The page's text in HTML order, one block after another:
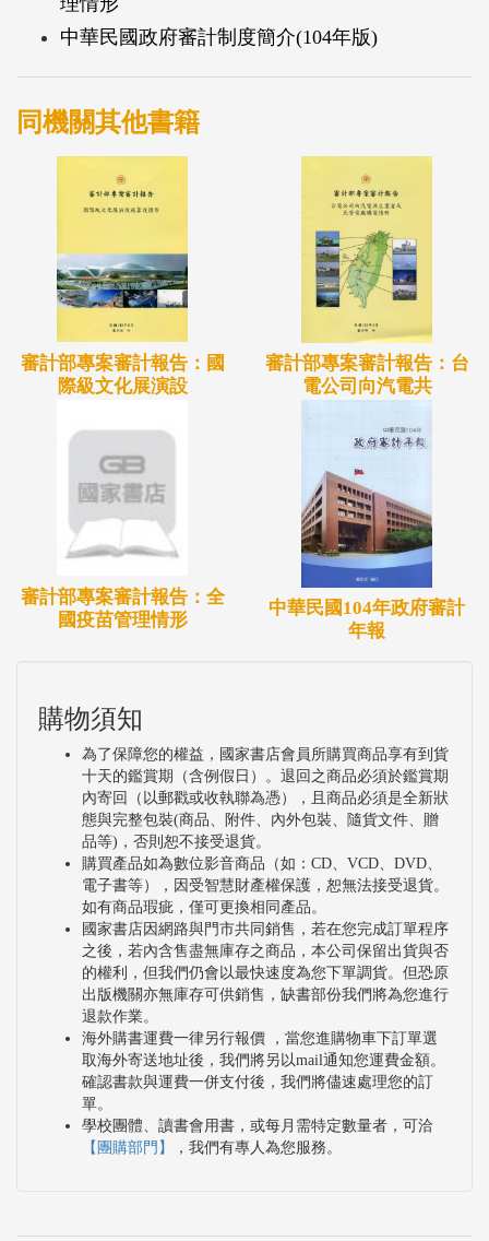
中華民國政府審計制度簡介(104年版)
同機關其他書籍
審計部專案審計報告：國
際級文化展演設
審計部專案審計報告：台
電公司向汽電共
審計部專案審計報告：全
國疫苗管理情形
中華民國104年政府審計
年報
購物須知
為了保障您的權益，國家書店會員所購買商品享有到貨
十天的鑑賞期（含例假日）。退回之商品必須於鑑賞期
內寄回（以郵戳或收執聯為憑），且商品必須是全新狀
態與完整包裝(商品、附件、內外包裝、隨貨文件、贈
品等)，否則恕不接受退貨。
購買產品如為數位影音商品（如：CD、VCD、DVD、
電子書等），因受智慧財產權保護，恕無法接受退貨。
如有商品瑕疵，僅可更換相同產品。
國家書店因網路與門市共同銷售，若在您完成訂單程序
之後，若內含售盡無庫存之商品，本公司保留出貨與否
的權利，但我們仍會以最快速度為您下單調貨。但恐原
出版機關亦無庫存可供銷售，缺書部份我們將為您進行
退款作業。
海外購書運費一律另行報價 ，當您進購物車下訂單選
取海外寄送地址後，我們將另以mail通知您運費金額。
確認書款與運費一併支付後，我們將儘速處理您的訂
單。
學校團體、讀書會用書，或每月需特定數量者，可洽
【團購部門】
，我們有專人為您服務。